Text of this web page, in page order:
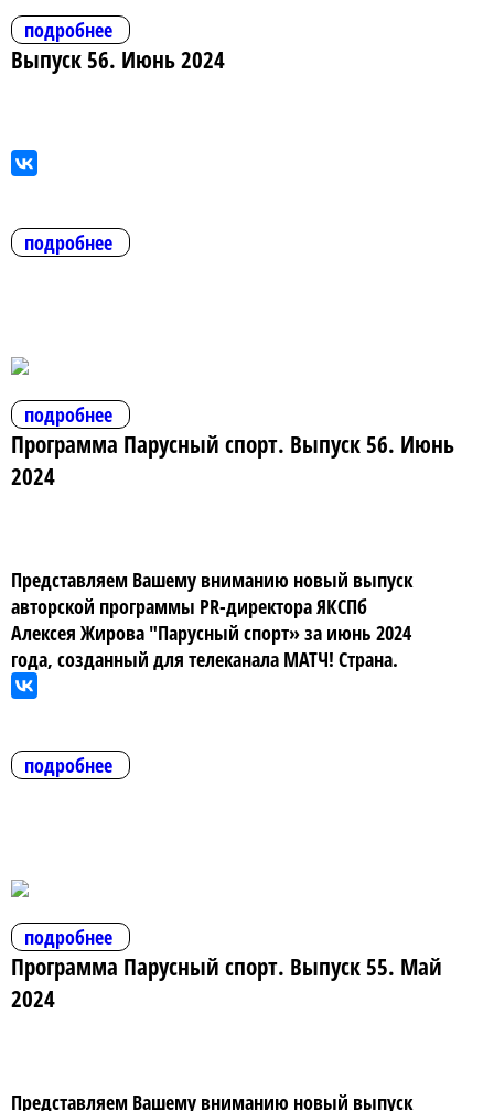
подробнее
Выпуск 56. Июнь 2024
подробнее
подробнее
Программа Парусный спорт. Выпуск 56. Июнь
2024
Представляем Вашему вниманию новый выпуск
авторской программы PR-директора ЯКСПб
Алексея Жирова "Парусный спорт» за июнь 2024
года, созданный для телеканала МАТЧ! Страна.
подробнее
подробнее
Программа Парусный спорт. Выпуск 55. Май
2024
Представляем Вашему вниманию новый выпуск